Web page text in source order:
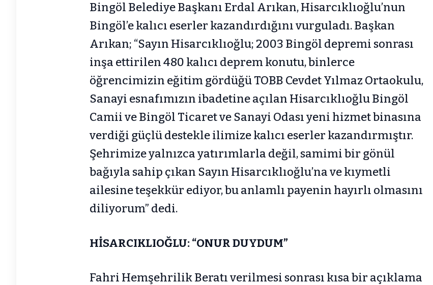
Bingöl Belediye Başkanı Erdal Arıkan, Hisarcıklıoğlu’nun
Bingöl’e kalıcı eserler kazandırdığını vurguladı. Başkan
Arıkan; “Sayın Hisarcıklıoğlu; 2003 Bingöl depremi sonrası
inşa ettirilen 480 kalıcı deprem konutu, binlerce
öğrencimizin eğitim gördüğü TOBB Cevdet Yılmaz Ortaokulu,
Sanayi esnafımızın ibadetine açılan Hisarcıklıoğlu Bingöl
Camii ve Bingöl Ticaret ve Sanayi Odası yeni hizmet binasına
verdiği güçlü destekle ilimize kalıcı eserler kazandırmıştır.
Şehrimize yalnızca yatırımlarla değil, samimi bir gönül
bağıyla sahip çıkan Sayın Hisarcıklıoğlu’na ve kıymetli
ailesine teşekkür ediyor, bu anlamlı payenin hayırlı olmasını
diliyorum” dedi.
HİSARCIKLIOĞLU: “ONUR DUYDUM”
Fahri Hemşehrilik Beratı verilmesi sonrası kısa bir açıklama